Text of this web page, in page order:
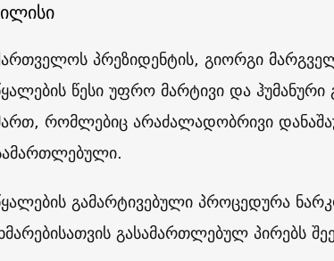
პრეზიდენტის, გიორგი
წესი უფრო მარტივი და ჰუმანური
რომლებიც არაძალადობრივი
გამარტივებული პროცედურა
გასამართლებულ პირებს